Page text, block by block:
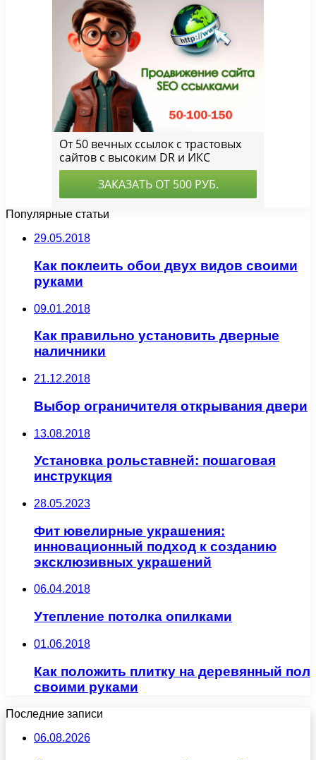
Популярные статьи
29.05.2018
Как поклеить обои двух видов своими
руками
09.01.2018
Как правильно установить дверные
наличники
21.12.2018
Выбор ограничителя открывания двери
13.08.2018
Установка рольставней: пошаговая
инструкция
28.05.2023
Фит ювелирные украшения:
инновационный подход к созданию
эксклюзивных украшений
06.04.2018
Утепление потолка опилками
01.06.2018
Как положить плитку на деревянный пол
своими руками
Последние записи
06.08.2026